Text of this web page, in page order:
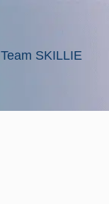
Team SKILLIE